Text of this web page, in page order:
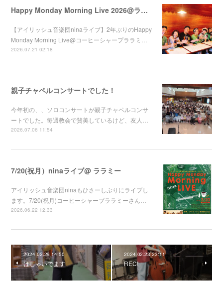
Happy Monday Morning Live 2026@ララミー
【アイリッシュ音楽団ninaライブ】2年ぶりのHappy
Monday Morning Live@コーヒーシャープララミ…
2026.07.21 02:18
親子チャペルコンサートでした！
今年初の、、ソロコンサートが親子チャペルコンサ
ートでした。毎週教会で賛美しているけど、友人…
2026.07.06 11:54
7/20(祝月）ninaライブ@ ララミー
アイリッシュ音楽団ninaもひさーしぶりにライブし
ます。7/20(祝月)コーヒーシャープララミーさん…
2026.06.22 12:33
2024.02.29 14:50
はしゃいでます
2024.02.23 23:11
REC!